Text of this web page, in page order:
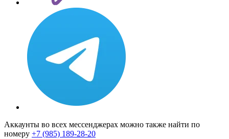
Аккаунты во всех мессенджерах можно также найти по
номеру +7 (985) 189-28-20